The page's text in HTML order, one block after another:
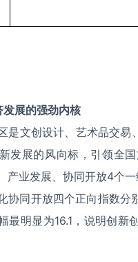
发展的强劲内核
是文创设计、艺术品交
发展的风向标，引领全
产业发展、协同开放4个
协同开放四个正向指数
最明显为16.1，说明创